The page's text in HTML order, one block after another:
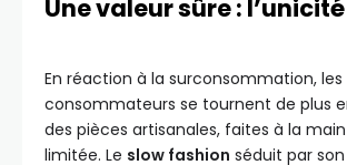
Une valeur sûre : l’unicité
En réaction à la surconsommation, les
consommateurs se tournent de plus
des pièces artisanales, faites à la
limitée. Le slow fashion séduit par